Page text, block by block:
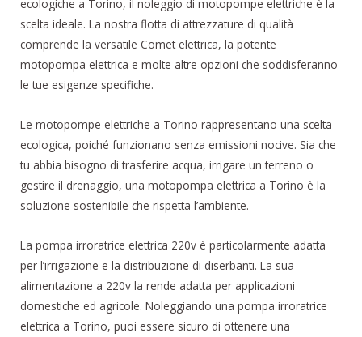
ecologiche a Torino, il noleggio di motopompe elettriche è la
scelta ideale. La nostra flotta di attrezzature di qualità
comprende la versatile Comet elettrica, la potente
motopompa elettrica e molte altre opzioni che soddisferanno
le tue esigenze specifiche.
Le motopompe elettriche a Torino rappresentano una scelta
ecologica, poiché funzionano senza emissioni nocive. Sia che
tu abbia bisogno di trasferire acqua, irrigare un terreno o
gestire il drenaggio, una motopompa elettrica a Torino è la
soluzione sostenibile che rispetta l’ambiente.
La pompa irroratrice elettrica 220v è particolarmente adatta
per l’irrigazione e la distribuzione di diserbanti. La sua
alimentazione a 220v la rende adatta per applicazioni
domestiche ed agricole. Noleggiando una pompa irroratrice
elettrica a Torino, puoi essere sicuro di ottenere una